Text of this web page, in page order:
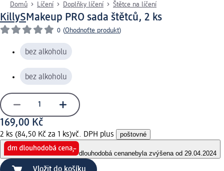
Domů Líčení Doplňky líčení Štětce na líčení
KillySMakeup PRO sada štětců, 2 ks
0 (Ohodnoťte produkt)
bez alkoholu
bez alkoholu
169,00 Kč
2 ks (84,50 Kč za 1 ks)vč. DPH plus poštovné
dlouhodobá cenanebyla zvýšena od 29.04.2024